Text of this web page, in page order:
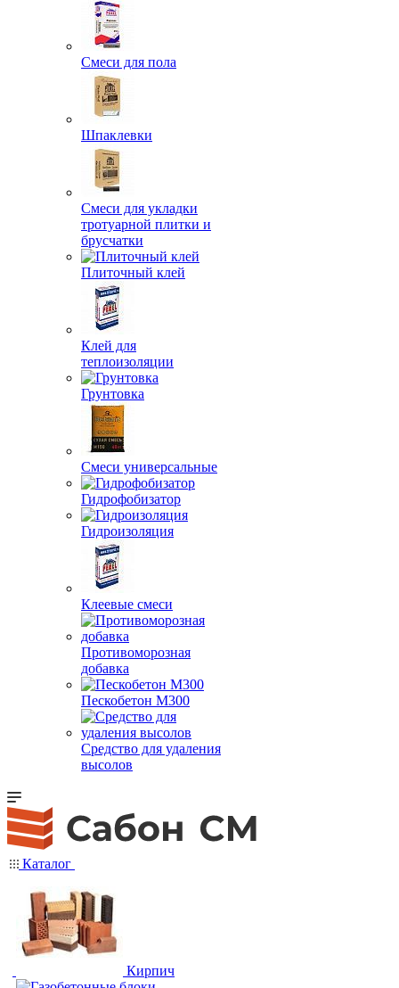
Смеси для пола
Шпаклевки
Смеси для укладки
тротуарной плитки и
брусчатки
Плиточный клей
Клей для
теплоизоляции
Грунтовка
Смеси универсальные
Гидрофобизатор
Гидроизоляция
Клеевые смеси
Противоморозная
добавка
Пескобетон М300
Средство для удаления
высолов
Каталог
Кирпич